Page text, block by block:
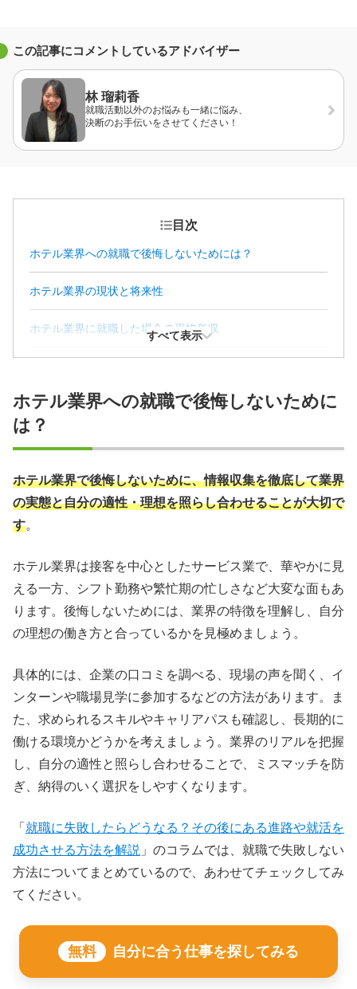
この記事にコメントしているアドバイザー
林 瑠莉香
就職活動以外のお悩みも一緒に悩み、
決断のお手伝いをさせてください！
目次
ホテル業界への就職で後悔しないためには？
ホテル業界の現状と将来性
ホテル業界に就職した場合の平均年収
ホテル就職に役立つ資格と語学力の目安
就職先として理想的なホテルの選び方
ホテルへの就職に関するよくある質問
すべて表示
ホテル業界への就職で後悔しないために
は？
ホテル業界で後悔しないために、情報収集を徹底して業界
の実態と自分の適性・理想を照らし合わせることが大切で
す。
ホテル業界は接客を中心としたサービス業で、華やかに見
える一方、シフト勤務や繁忙期の忙しさなど大変な面もあ
ります。後悔しないためには、業界の特徴を理解し、自分
の理想の働き方と合っているかを見極めましょう。
具体的には、企業の口コミを調べる、現場の声を聞く、イ
ンターンや職場見学に参加するなどの方法があります。ま
た、求められるスキルやキャリアパスも確認し、長期的に
働ける環境かどうかを考えましょう。業界のリアルを把握
し、自分の適性と照らし合わせることで、ミスマッチを防
ぎ、納得のいく選択をしやすくなります。
「 就職に失敗したらどうなる？その後にある進路や就活を
成功させる方法を解説 」のコラムでは、就職で失敗しない
方法についてまとめているので、あわせてチェックしてみ
てください。
無料 自分に合う仕事を探してみる